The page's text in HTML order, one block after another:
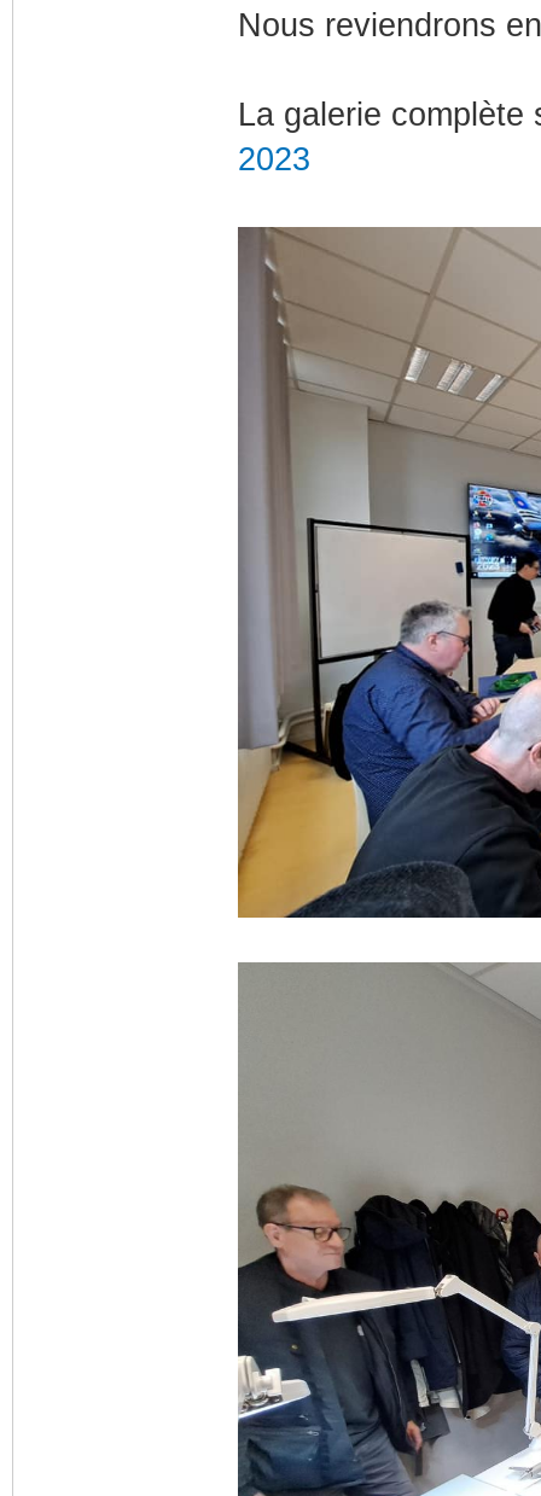
Nous reviendrons
La galerie
2023